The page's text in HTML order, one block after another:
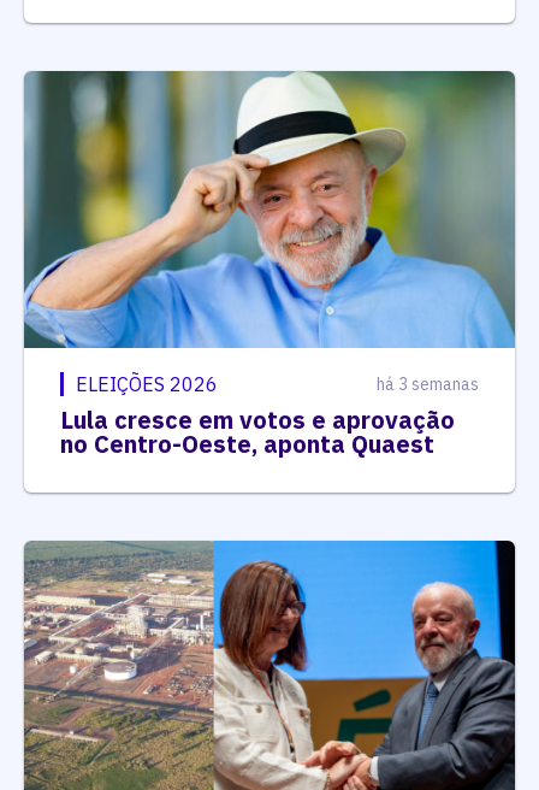
ELEIÇÕES 2026 há 3 semanas
Lula cresce em votos e aprovação
no Centro-Oeste, aponta Quaest